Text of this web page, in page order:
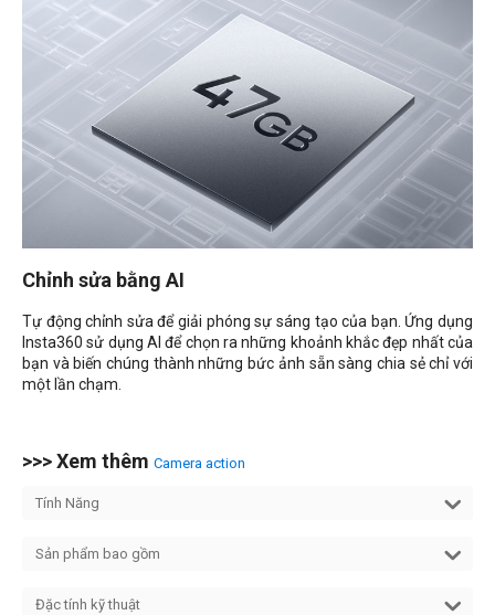
Chỉnh sửa bằng AI
Tự động chỉnh sửa để giải phóng sự sáng tạo của bạn. Ứng dụng
Insta360 sử dụng AI để chọn ra những khoảnh khắc đẹp nhất của
bạn và biến chúng thành những bức ảnh sẵn sàng chia sẻ chỉ với
một lần chạm.
>>> Xem thêm Camera action
Tính Năng
Sản phẩm bao gồm
Đặc tính kỹ thuật